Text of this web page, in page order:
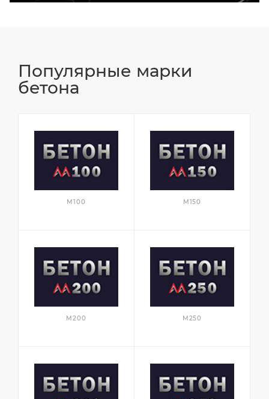
Популярные марки
бетона
М100 М150
М200 М250